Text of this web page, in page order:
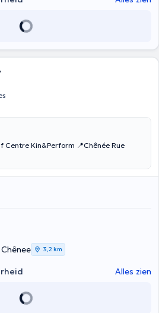
3,2 km
Alles zien